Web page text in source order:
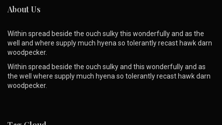
About Us
Within spread beside the ouch sulky this wonderfully and as the
well and where supply much hyena so tolerantly recast hawk darn
woodpecker.
Within spread beside the ouch sulky and this wonderfully and as
the well where supply much hyena so tolerantly recast hawk darn
woodpecker.